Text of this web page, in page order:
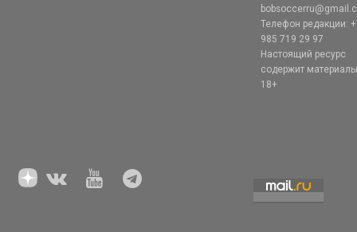
Телефон редакции:
985 719 29 97
Настоящий ресурс
содержит
18+